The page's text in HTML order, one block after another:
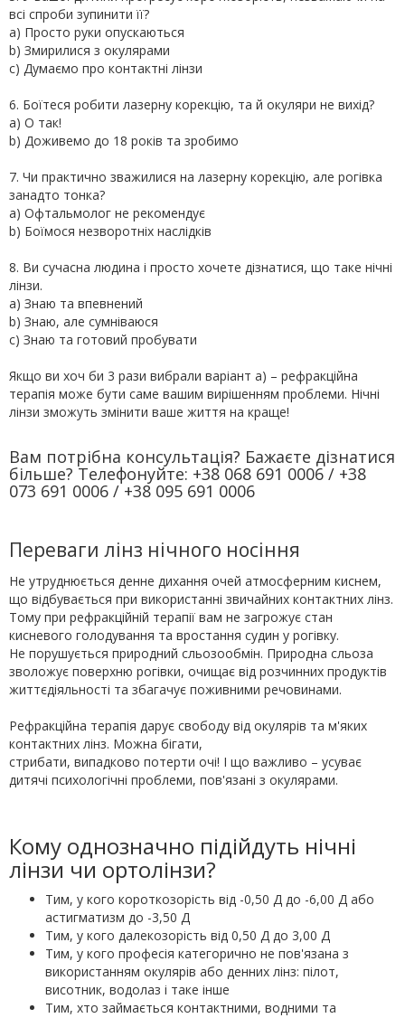
всі спроби зупинити її?
a) Просто руки опускаються
b) Змирилися з окулярами
c) Думаємо про контактні лінзи
6. Боїтеся робити лазерну корекцію, та й окуляри не вихід?
a) О так!
b) Доживемо до 18 років та зробимо
7. Чи практично зважилися на лазерну корекцію, але рогівка
занадто тонка?
a) Офтальмолог не рекомендує
b) Боїмося незворотніх наслідків
8. Ви сучасна людина і просто хочете дізнатися, що таке нічні
лінзи.
a) Знаю та впевнений
b) Знаю, але сумніваюся
c) Знаю та готовий пробувати
Якщо ви хоч би 3 рази вибрали варіант а) – рефракційна
терапія може бути саме вашим вирішенням проблеми. Нічні
лінзи зможуть змінити ваше життя на краще!
Вам потрібна консультація? Бажаєте дізнатися
більше? Телефонуйте: +38 068 691 0006 / +38
073 691 0006 / +38 095 691 0006
Переваги лінз нічного носіння
Не утруднюється денне дихання очей атмосферним киснем,
що відбувається при використанні звичайних контактних лінз.
Тому при рефракційній терапії вам не загрожує стан
кисневого голодування та вростання судин у рогівку.
Не порушується природний сльозообмін. Природна сльоза
зволожує поверхню рогівки, очищає від розчинних продуктів
життєдіяльності та збагачує поживними речовинами.
Рефракційна терапія дарує свободу від окулярів та м'яких
контактних лінз. Можна бігати,
стрибати, випадково потерти очі! І що важливо – усуває
дитячі психологічні проблеми, пов'язані з окулярами.
Кому однозначно підійдуть нічні
лінзи чи ортолінзи?
Тим, у кого короткозорість від -0,50 Д до -6,00 Д або
астигматизм до -3,50 Д
Тим, у кого далекозорість від 0,50 Д до 3,00 Д
Тим, у кого професія категорично не пов'язана з
використанням окулярів або денних лінз: пілот,
висотник, водолаз і таке інше
Тим, хто займається контактними, водними та